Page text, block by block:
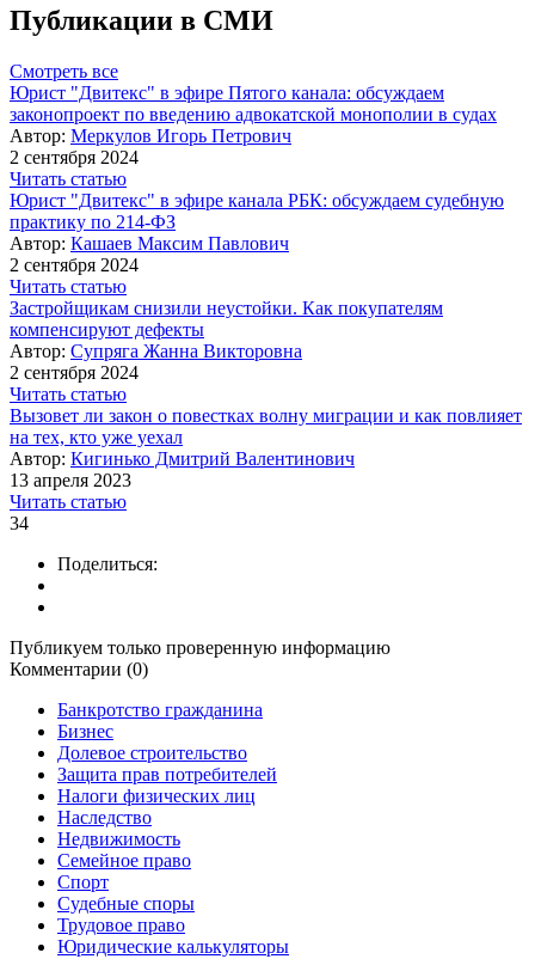
Публикации в СМИ
Смотреть все
Юрист "Двитекс" в эфире Пятого канала: обсуждаем
законопроект по введению адвокатской монополии в судах
Автор: Меркулов Игорь Петрович
2 сентября 2024
Читать статью
Юрист "Двитекс" в эфире канала РБК: обсуждаем судебную
практику по 214-ФЗ
Автор: Кашаев Максим Павлович
2 сентября 2024
Читать статью
Застройщикам снизили неустойки. Как покупателям
компенсируют дефекты
Автор: Супряга Жанна Викторовна
2 сентября 2024
Читать статью
Вызовет ли закон о повестках волну миграции и как повлияет
на тех, кто уже уехал
Автор: Кигинько Дмитрий Валентинович
13 апреля 2023
Читать статью
34
Поделиться:
Публикуем только проверенную информацию
Комментарии (0)
Банкротство гражданина
Бизнес
Долевое строительство
Защита прав потребителей
Налоги физических лиц
Наследство
Недвижимость
Семейное право
Спорт
Судебные споры
Трудовое право
Юридические калькуляторы